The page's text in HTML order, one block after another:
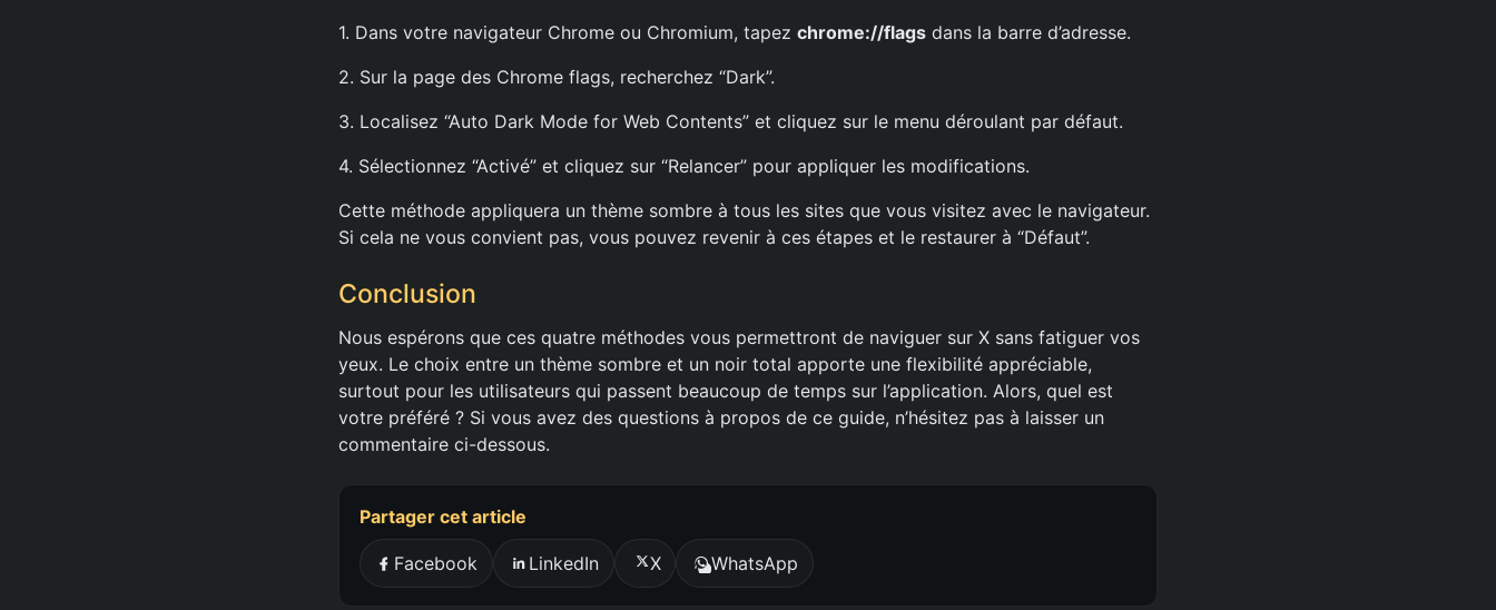
1. Dans votre navigateur Chrome ou Chromium, tapez chrome://flags dans la barre d’adresse.
2. Sur la page des Chrome flags, recherchez “Dark”.
3. Localisez “Auto Dark Mode for Web Contents” et cliquez sur le menu déroulant par défaut.
4. Sélectionnez “Activé” et cliquez sur “Relancer” pour appliquer les modifications.
Cette méthode appliquera un thème sombre à tous les sites que vous visitez avec le navigateur.
Si cela ne vous convient pas, vous pouvez revenir à ces étapes et le restaurer à “Défaut”.
Conclusion
Nous espérons que ces quatre méthodes vous permettront de naviguer sur X sans fatiguer vos
yeux. Le choix entre un thème sombre et un noir total apporte une flexibilité appréciable,
surtout pour les utilisateurs qui passent beaucoup de temps sur l’application. Alors, quel est
votre préféré ? Si vous avez des questions à propos de ce guide, n’hésitez pas à laisser un
commentaire ci-dessous.
Partager cet article
Facebook LinkedIn X WhatsApp